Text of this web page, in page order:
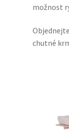
možnost
chutné